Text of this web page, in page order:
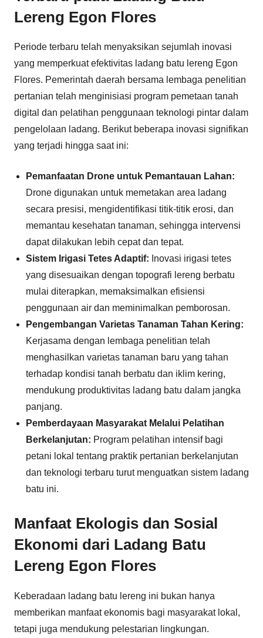
Lereng Egon Flores
Periode terbaru telah menyaksikan sejumlah inovasi
yang memperkuat efektivitas ladang batu lereng Egon
Flores. Pemerintah daerah bersama lembaga penelitian
pertanian telah menginisiasi program pemetaan tanah
digital dan pelatihan penggunaan teknologi pintar dalam
pengelolaan ladang. Berikut beberapa inovasi signifikan
yang terjadi hingga saat ini:
Pemanfaatan Drone untuk Pemantauan Lahan:
Drone digunakan untuk memetakan area ladang
secara presisi, mengidentifikasi titik-titik erosi, dan
memantau kesehatan tanaman, sehingga intervensi
dapat dilakukan lebih cepat dan tepat.
Sistem Irigasi Tetes Adaptif: Inovasi irigasi tetes
yang disesuaikan dengan topografi lereng berbatu
mulai diterapkan, memaksimalkan efisiensi
penggunaan air dan meminimalkan pemborosan.
Pengembangan Varietas Tanaman Tahan Kering:
Kerjasama dengan lembaga penelitian telah
menghasilkan varietas tanaman baru yang tahan
terhadap kondisi tanah berbatu dan iklim kering,
mendukung produktivitas ladang batu dalam jangka
panjang.
Pemberdayaan Masyarakat Melalui Pelatihan
Berkelanjutan: Program pelatihan intensif bagi
petani lokal tentang praktik pertanian berkelanjutan
dan teknologi terbaru turut menguatkan sistem ladang
batu ini.
Manfaat Ekologis dan Sosial
Ekonomi dari Ladang Batu
Lereng Egon Flores
Keberadaan ladang batu lereng ini bukan hanya
memberikan manfaat ekonomis bagi masyarakat lokal,
tetapi juga mendukung pelestarian lingkungan.